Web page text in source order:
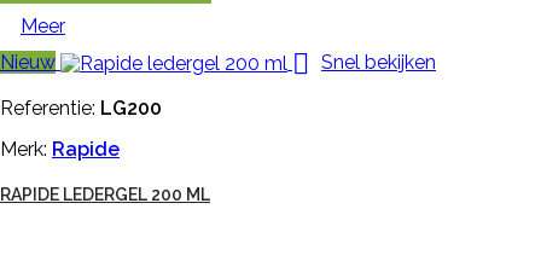
Meer
Nieuw
 Snel bekijken
Referentie: LG200
Merk: Rapide
RAPIDE LEDERGEL 200 ML